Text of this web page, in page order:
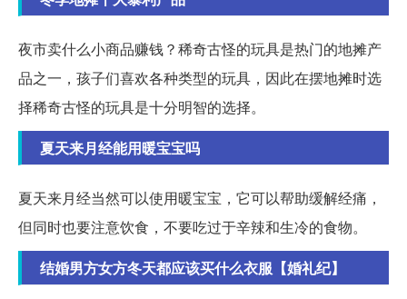
夜市卖什么小商品赚钱？稀奇古怪的玩具是热门的地摊产
品之一，孩子们喜欢各种类型的玩具，因此在摆地摊时选
择稀奇古怪的玩具是十分明智的选择。
夏天来月经能用暖宝宝吗
夏天来月经当然可以使用暖宝宝，它可以帮助缓解经痛，
但同时也要注意饮食，不要吃过于辛辣和生冷的食物。
结婚男方女方冬天都应该买什么衣服【婚礼纪】